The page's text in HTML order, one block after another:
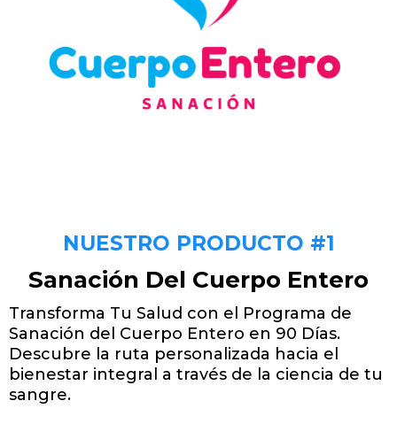
NUESTRO PRODUCTO #1
Sanación Del Cuerpo Entero
Transforma Tu Salud con el Programa de
Sanación del Cuerpo Entero en 90 Días.
Descubre la ruta personalizada hacia el
bienestar integral a través de la ciencia de tu
sangre.